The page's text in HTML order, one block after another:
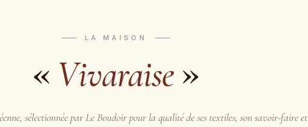
LA MAISON
« Vivaraise »
sélectionnée par Le Boudoir pour la qualité de ses textiles, son savoir-faire et